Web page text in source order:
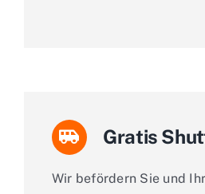
Gratis
Wir befördern Sie und